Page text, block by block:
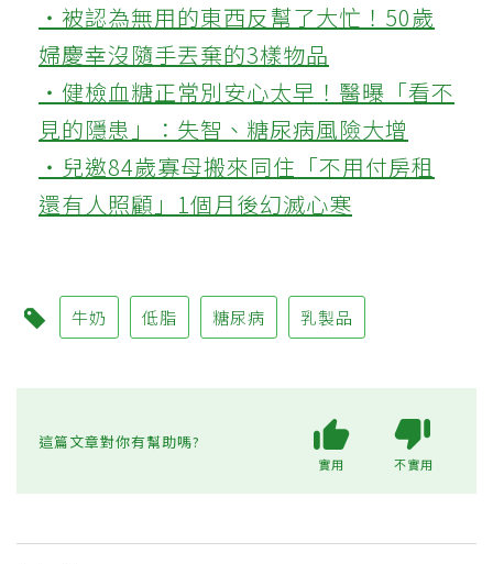
‧被認為無用的東西反幫了大忙！50歲
婦慶幸沒隨手丟棄的3樣物品
‧健檢血糖正常別安心太早！醫曝「看不
見的隱患」：失智、糖尿病風險大增
‧兒邀84歲寡母搬來同住「不用付房租
還有人照顧」1個月後幻滅心寒
牛奶 低脂 糖尿病 乳製品
這篇文章對你有幫助嗎?
實用 不實用